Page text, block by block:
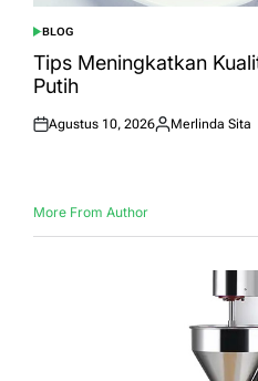
POSTED
IN
BLOG
Tips Meningkatkan
Putih
Posted
Agustus 10, 2026
Posted
Merlinda Sita
More From Author